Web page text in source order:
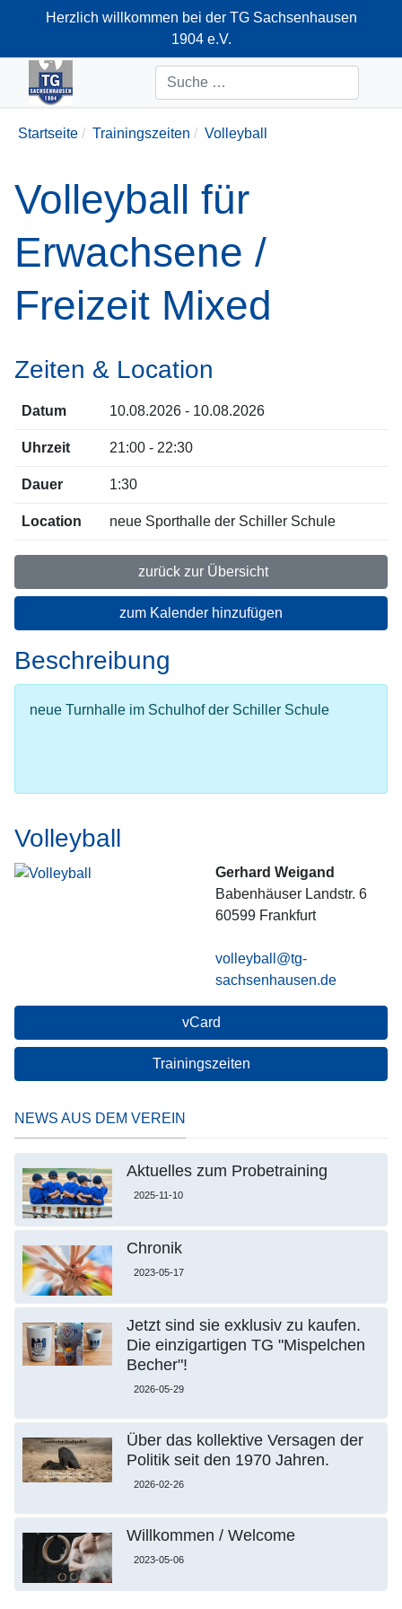
Herzlich willkommen bei der TG Sachsenhausen
1904 e.V.
+49-69-66374712
Suchen
Startseite Trainingszeiten Volleyball
Volleyball für
Erwachsene /
Freizeit Mixed
Zeiten & Location
Datum 10.08.2026 - 10.08.2026
Uhrzeit 21:00 - 22:30
Dauer 1:30
Location neue Sporthalle der Schiller Schule
zurück zur Übersicht
zum Kalender hinzufügen
Beschreibung
neue Turnhalle im Schulhof der Schiller Schule
Volleyball
Gerhard Weigand
Babenhäuser Landstr. 6
60599 Frankfurt
volleyball@tg-
sachsenhausen.de
vCard
Trainingszeiten
NEWS AUS DEM VEREIN
Aktuelles zum Probetraining
2025-11-10
Chronik
2023-05-17
Jetzt sind sie exklusiv zu kaufen.
Die einzigartigen TG "Mispelchen
Becher"!
2026-05-29
Über das kollektive Versagen der
Politik seit den 1970 Jahren.
2026-02-26
Willkommen / Welcome
2023-05-06